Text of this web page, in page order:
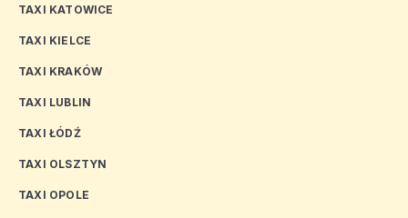
TAXI KATOWICE
TAXI KIELCE
TAXI KRAKÓW
TAXI LUBLIN
TAXI ŁÓDŹ
TAXI OLSZTYN
TAXI OPOLE